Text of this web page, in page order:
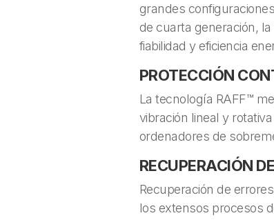
grandes
de cuarta generación,
fiabilidad y eficiencia
PROTECCIÓN
La tecnología RAFF™
vibración lineal y
ordenadores de
RECUPERACIÓN
Recuperación de
los extensos procesos